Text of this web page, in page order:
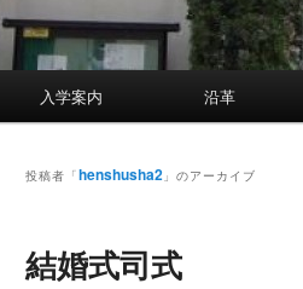
入学案内 沿革
投稿者「henshusha2 」のアーカイブ
結婚式司式